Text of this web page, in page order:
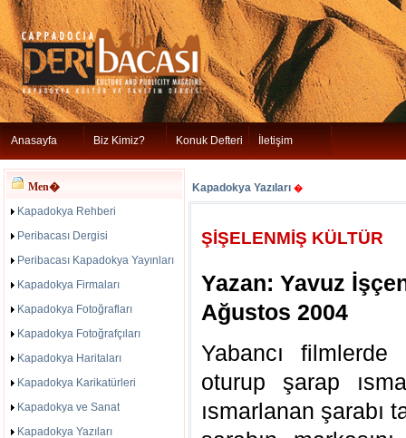
Anasayfa Biz Kimiz? Konuk Defteri İletişim
Men�
Kapadokya Rehberi
Peribacası Dergisi
Peribacası Kapadokya Yayınları
Kapadokya Firmaları
Kapadokya Fotoğrafları
Kapadokya Fotoğrafçıları
Kapadokya Haritaları
Kapadokya Karikatürleri
Kapadokya ve Sanat
Kapadokya Yazıları
Kapadokya Yazıları �
ŞİŞELENMİŞ KÜLTÜR
Yazan: Yavuz
Ağustos 2004
Yabancı filmlerde
oturup şarap
ısmarlanan şarabı